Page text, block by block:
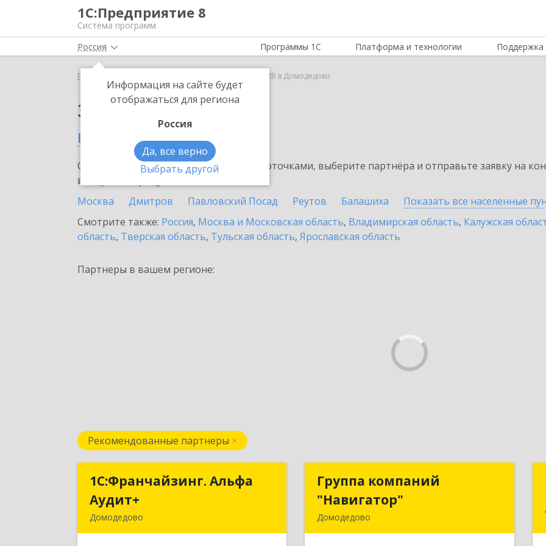
1С:Предприятие 8
Система программ
Россия
Информация на сайте будет
отображаться для региона
Россия
Да, все верно
Выбрать другой
Программы 1С Платформа и технологии Поддержка
Главная 1С:СБП B2B в Домодедово
Заказать 1С:СБП B2B
в Домодедово
Ознакомьтесь с информационными карточками, выберите партнёра и отправьте заявку на
внедрение продукта.
Москва
Дмитров Павловский Посад Реутов Балашиха Показать все населенные
Смотрите также: Россия, Москва и Московская область, Владимирская область, Калужская
область, Тверская область, Тульская область, Ярославская область
Партнеры в вашем регионе:
Рекомендованные партнеры
1С:Франчайзинг. Альфа
Аудит+
Домодедово
1С:Франчайзинг. Альфа
Группа компаний
"Навигатор"
Домодедово
Группа компаний